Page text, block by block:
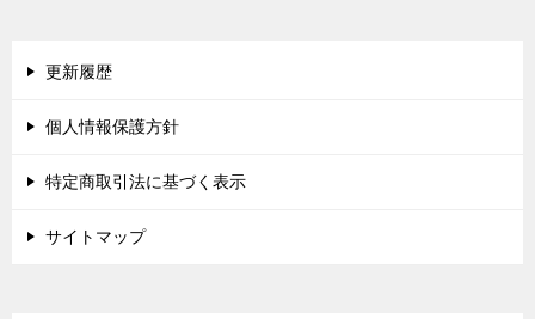
更新履歴
個人情報保護方針
特定商取引法に基づく表示
サイトマップ